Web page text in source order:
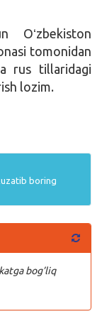
Oʻzbekiston
tomonidan
rus tillaridagi
lozim.
boring
bog’liq